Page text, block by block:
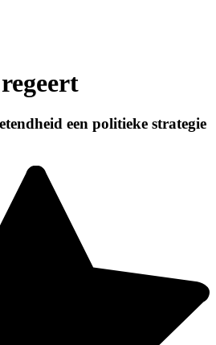
een politieke strategie